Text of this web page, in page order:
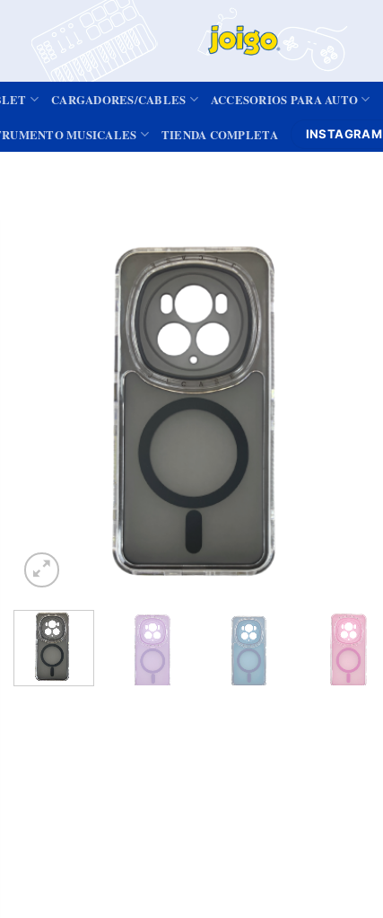
CARGADORES/CABLES ACCESORIOS PARA AUTO
MUSICALES TIENDA COMPLETA INSTAGRAM